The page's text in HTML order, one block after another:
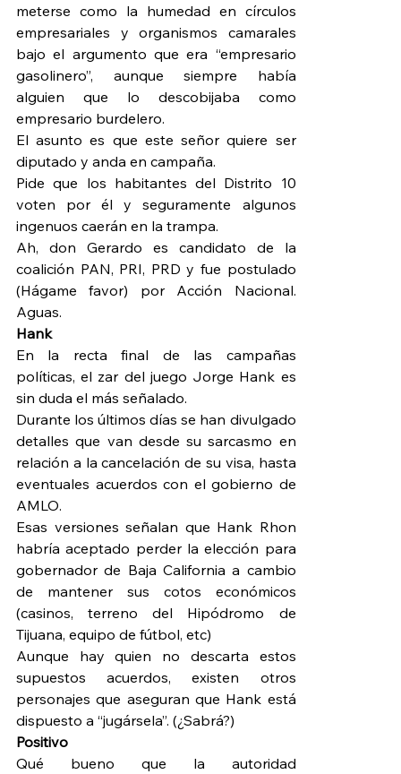
meterse como la humedad en círculos
empresariales y organismos camarales
bajo el argumento que era “empresario
gasolinero”, aunque siempre había
alguien que lo descobijaba como
empresario burdelero.
El asunto es que este señor quiere ser
diputado y anda en campaña.
Pide que los habitantes del Distrito 10
voten por él y seguramente algunos
ingenuos caerán en la trampa.
Ah, don Gerardo es candidato de la
coalición PAN, PRI, PRD y fue postulado
(Hágame favor) por Acción Nacional.
Aguas.
Hank
En la recta final de las campañas
políticas, el zar del juego Jorge Hank es
sin duda el más señalado.
Durante los últimos días se han divulgado
detalles que van desde su sarcasmo en
relación a la cancelación de su visa, hasta
eventuales acuerdos con el gobierno de
AMLO.
Esas versiones señalan que Hank Rhon
habría aceptado perder la elección para
gobernador de Baja California a cambio
de mantener sus cotos económicos
(casinos, terreno del Hipódromo de
Tijuana, equipo de fútbol, etc)
Aunque hay quien no descarta estos
supuestos acuerdos, existen otros
personajes que aseguran que Hank está
dispuesto a “jugársela”. (¿Sabrá?)
Positivo
Qué bueno que la autoridad